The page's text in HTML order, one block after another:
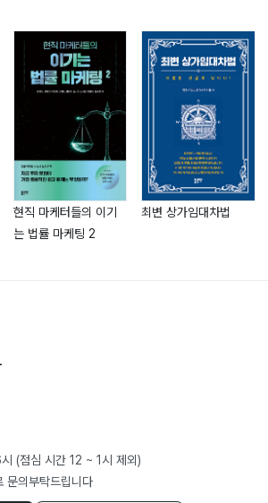
블 시리즈’는 열정(Passion)을 토대
그 어떠한 일도 지속하기 힘들다.
의 공통 분모이다.
블 시리즈’를 통해 성공-부자-행복
라.
성장하고 나누는 것이다
망을 선택하라
하면 운은 좋아진다
서 최고가 되지 못하는 7가지 이유
치
형아파트-캐시플로 부동산 투자의 가
초과 전셋집 비율 꾸준히 증가
산과 리치트랙
현금흐름 사분면
전에 동반자를 정한다
다는 생각을 했을 때 우리는 성공할
면 한번 당당히 맞서 싸워 보겠다
할 수 있는 게 있다면……
공격으로 가는 과정
서 패배하면서 성장한다
현직 마케터들의 이기
는 법률 마케팅 2
최변 상가임대차법
(점심 시간 12 ~ 1시 제외)
문의부탁드립니다